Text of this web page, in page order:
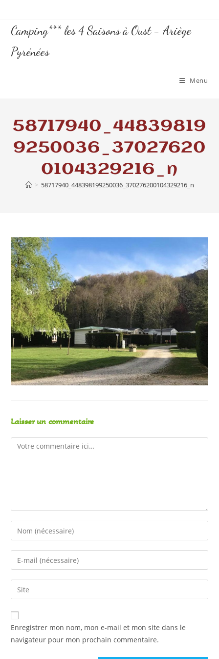
Camping*** les 4 Saisons à Oust - Ariège
Pyrénées
Menu
58717940_44839819
9250036_37027620
0104329216_n
> 58717940_448398199250036_370276200104329216_n
Laisser un commentaire
Enregistrer mon nom, mon e-mail et mon site dans le
navigateur pour mon prochain commentaire.